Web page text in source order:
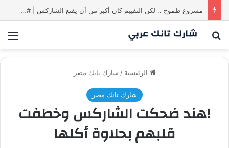
مشروع طموح .. لكن التقييم كان أكبر من أن يقنع الشاركس | #شارك تانك لعراق
بحث عن
الرئيسية / شارك تانك مصر
شارك تانك مصر
!هند ضحكت الشاركس وخطفت
قلبهم بحلاوة أكلها